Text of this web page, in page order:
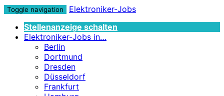
Toggle navigation
Elektroniker-Jobs
Stellenanzeige schalten
Elektroniker-Jobs in…
Berlin
Dortmund
Dresden
Düsseldorf
Frankfurt